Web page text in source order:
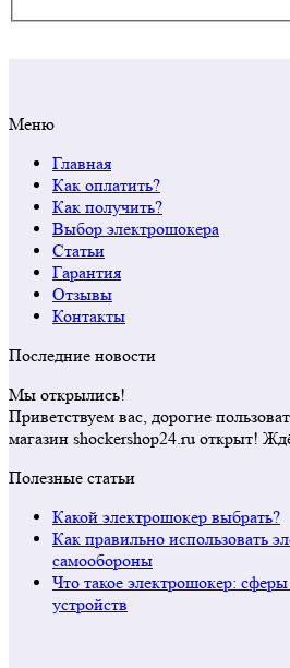
Меню
Главная
Как оплатить?
Как получить?
Выбор электрошокера
Статьи
Гарантия
Отзывы
Контакты
Последние новости
Мы открылись!
Приветствуем вас, дорогие
магазин shockershop24.ru открыт!
Полезные статьи
Какой электрошокер выбрать?
Как правильно использовать
самообороны
Что такое электрошокер:
устройств